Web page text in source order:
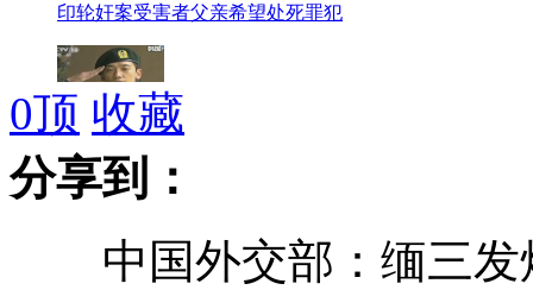
印轮奸案受害者父亲希望处死罪犯
Rain无视军纪会女友惹怒国防部
监拍女子遭持刀劫匪抢劫
0顶 收藏
分享到：
中国外交部：缅三发